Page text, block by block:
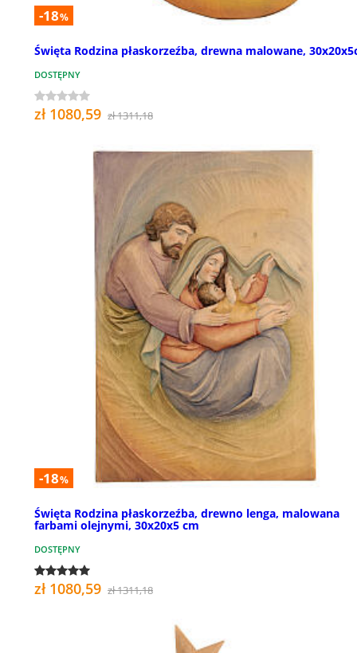
-18%
Święta Rodzina płaskorzeźba, drewna malowane,
DOSTĘPNY
zł 1080,59 zł 1311,18
-18%
Święta Rodzina płaskorzeźba, drewno lenga, malowana
farbami olejnymi, 30x20x5 cm
DOSTĘPNY
zł 1080,59 zł 1311,18